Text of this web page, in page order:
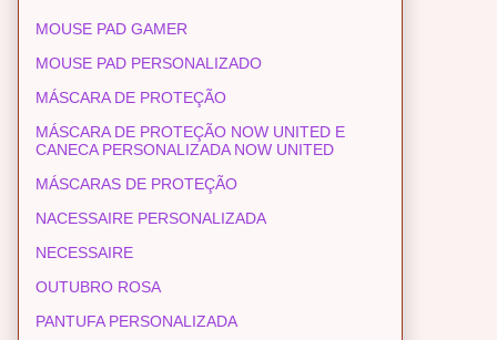
MOUSE PAD GAMER
MOUSE PAD PERSONALIZADO
MÁSCARA DE PROTEÇÃO
MÁSCARA DE PROTEÇÃO NOW UNITED E
CANECA PERSONALIZADA NOW UNITED
MÁSCARAS DE PROTEÇÃO
NACESSAIRE PERSONALIZADA
NECESSAIRE
OUTUBRO ROSA
PANTUFA PERSONALIZADA